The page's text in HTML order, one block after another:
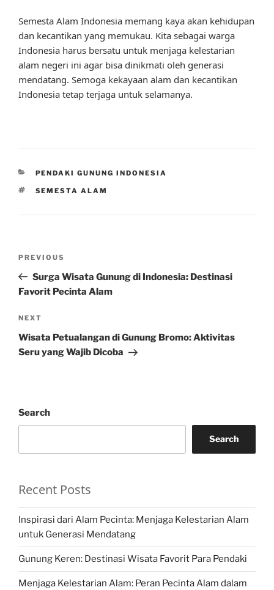
Semesta Alam Indonesia memang kaya akan kehidupan
dan kecantikan yang memukau. Kita sebagai warga
Indonesia harus bersatu untuk menjaga kelestarian
alam negeri ini agar bisa dinikmati oleh generasi
mendatang. Semoga kekayaan alam dan kecantikan
Indonesia tetap terjaga untuk selamanya.
CATEGORIES
PENDAKI GUNUNG INDONESIA
TAGS
SEMESTA ALAM
Previous
Post
PREVIOUS
Surga Wisata Gunung di Indonesia: Destinasi
Favorit Pecinta Alam
Next
Post
NEXT
Wisata Petualangan di Gunung Bromo: Aktivitas
Seru yang Wajib Dicoba
Search
Search
Recent Posts
Inspirasi dari Alam Pecinta: Menjaga Kelestarian Alam
untuk Generasi Mendatang
Gunung Keren: Destinasi Wisata Favorit Para Pendaki
Menjaga Kelestarian Alam: Peran Pecinta Alam dalam